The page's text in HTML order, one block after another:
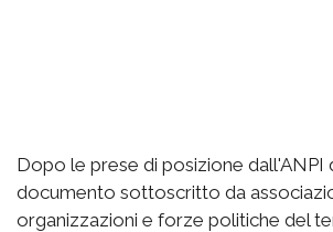
Dopo le prese di posizione dall'ANPI
documento sottoscritto da
organizzazioni e forze politiche del